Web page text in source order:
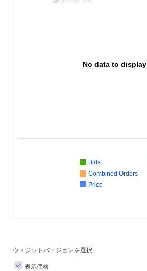
No data to display
Bids
Combined Orders
Price
ウィジットバージョンを選択:
表示価格